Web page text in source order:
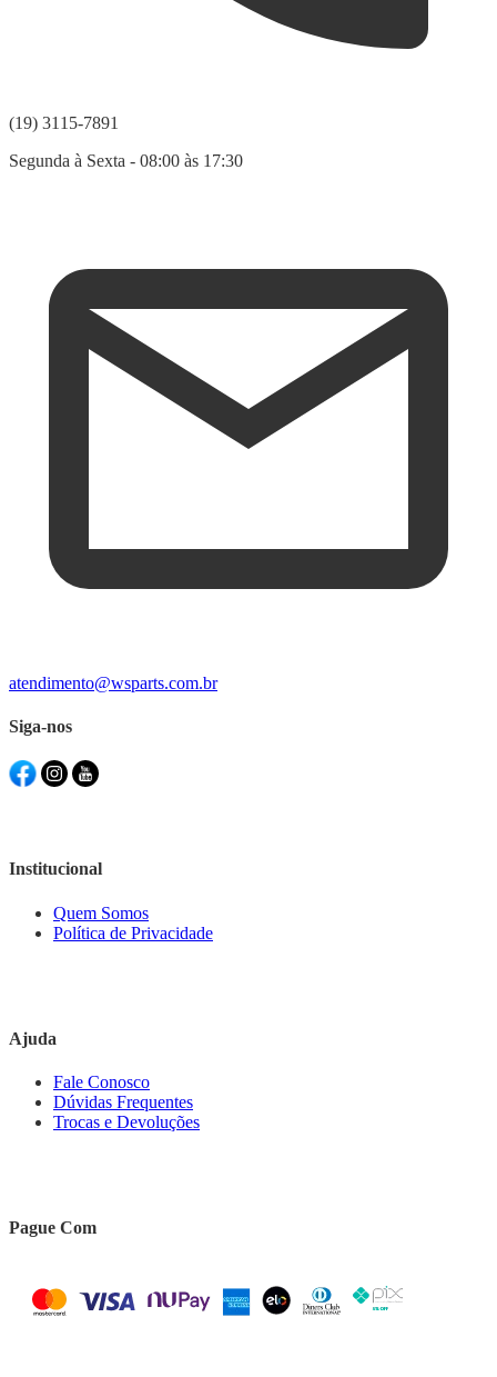
(19) 3115-7891
Segunda à Sexta - 08:00 às 17:30
atendimento@wsparts.com.br
Siga-nos
Institucional
Quem Somos
Política de Privacidade
Ajuda
Fale Conosco
Dúvidas Frequentes
Trocas e Devoluções
Pague Com